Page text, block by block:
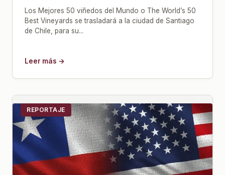
Los Mejores 50 viñedos del Mundo o The World’s 50
Best Vineyards se trasladará a la ciudad de Santiago
de Chile, para su...
Leer más →
REPORTAJE